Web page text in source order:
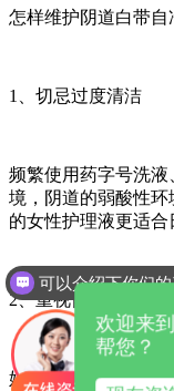
怎样维护阴道白带自
1、切忌过度清洁
频繁使用药字号洗
境，阴道的弱酸性环
的女性护理液更适合
2、重视怀孕时的护养
妊娠时性激素水平
欢迎来
帮您？